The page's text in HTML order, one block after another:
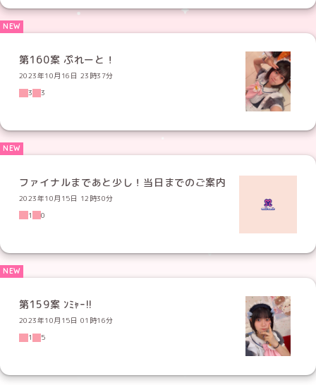
第160案 ぷれーと！
2023年10月16日 23時37分
3
3
ファイナルまであと少し！当日までのご案内
2023年10月15日 12時30分
1
0
第159案 ﾝﾐｬｰ!!
2023年10月15日 01時16分
1
5